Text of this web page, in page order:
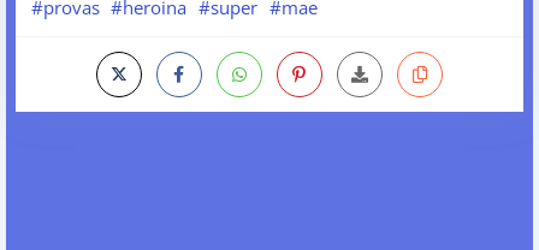
#provas #heroina #super #mae